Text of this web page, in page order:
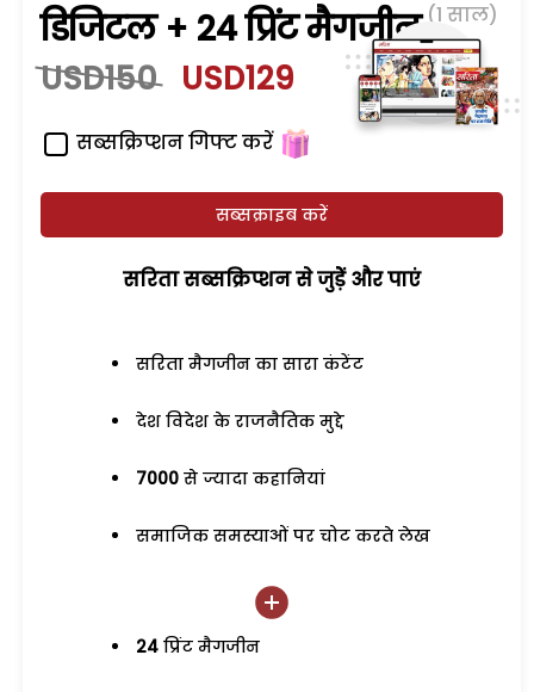
डिजिटल + 24 प्रिंट मैगजीन (1 साल)
USD150 USD129
सब्सक्रिप्शन गिफ्ट करें
सब्सक्राइब करें
सरिता सब्सक्रिप्शन से जुड़ेें और पाएं
सरिता मैगजीन का सारा कंटेंट
देश विदेश के राजनैतिक मुद्दे
7000 से ज्यादा कहानियां
समाजिक समस्याओं पर चोट करते लेख
24 प्रिंट मैगजीन